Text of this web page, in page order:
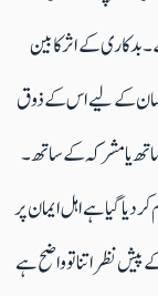
کے اثر کا بین
کے لیے اس کے ذوق
یا مشرکہ کے ساتھ۔
ہے اہل ایمان پر
کے پیش نظر اتنا توواضح ہے